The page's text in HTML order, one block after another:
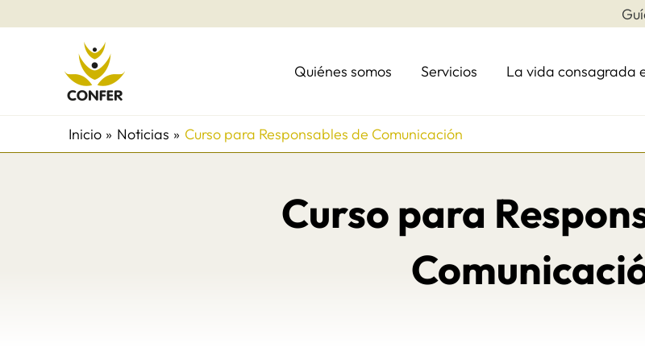
al
Quiénes somos Servicios La vida consagrada
Inicio Noticias Curso para Responsables de Comunicación
Curso para